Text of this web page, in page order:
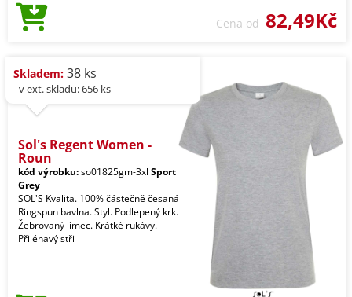
Cena od 82,49Kč
Skladem: 38 ks
- v ext. skladu: 656 ks
Sol's Regent Women -
Roun
kód výrobku:so01825gm-3xl Sport
Grey
SOL'S Kvalita. 100% částečně česaná
Ringspun bavlna. Styl. Podlepený krk.
Žebrovaný límec. Krátké rukávy.
Přiléhavý stři